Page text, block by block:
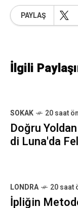
PAYLAŞ
İlgili
SOKAK 20 saat
Doğru
di Luna'da
LONDRA 20 saat
İpliğin